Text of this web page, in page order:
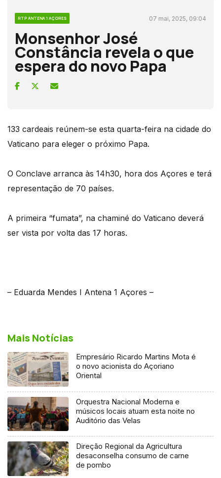
RTP ANTENA 1 AÇORES 07 mai, 2025, 09:04
Monsenhor José
Constância revela o que
espera do novo Papa
133 cardeais reúnem-se esta quarta-feira na cidade do
Vaticano para eleger o próximo Papa.
O Conclave arranca às 14h30, hora dos Açores e terá
representação de 70 países.
A primeira “fumata”, na chaminé do Vaticano deverá
ser vista por volta das 17 horas.
– Eduarda Mendes I Antena 1 Açores –
Mais Notícias
Empresário Ricardo Martins Mota é
o novo acionista do Açoriano
Oriental
Orquestra Nacional Moderna e
músicos locais atuam esta noite no
Auditório das Velas
Direção Regional da Agricultura
desaconselha consumo de carne
de pombo